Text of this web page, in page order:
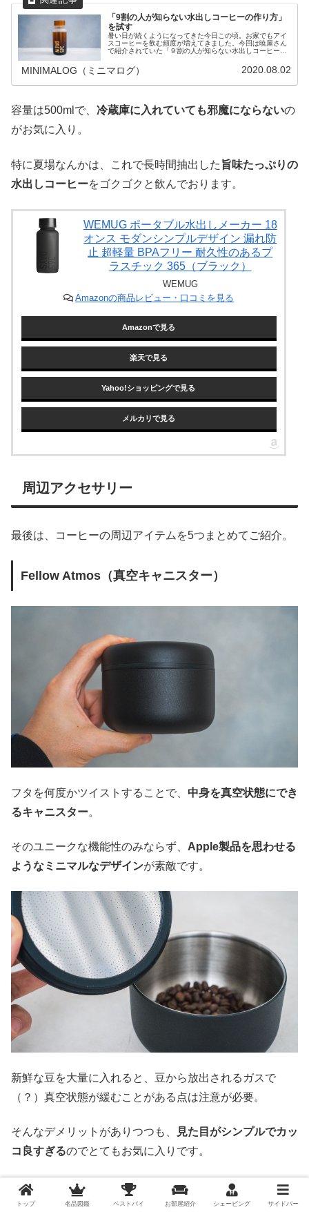
「9割の人が知らない水出しコーヒーの作り方」
を試す
暑い日が続くようになってきた今日この頃。お家でもアイ
スコーヒーを飲む頻度が増えてきました。今回は暁屋さん
で紹介されていた「９割の人が知らない水出しコーヒー」
ーを作ってみました。
MINIMALOG（ミニマログ） 2020.08.02
容量は500mlで、 冷蔵庫に入れていても邪魔にならないの
がお気に入り。
特に夏場なんかは、これで長時間抽出した 旨味たっぷりの
水出しコーヒーをゴクゴクと飲んでおります。
WEMUG ポータブル水出しメーカー 18
オンス モダンシンプルデザイン 漏れ防
止 超軽量 BPAフリー 耐久性のあるプ
ラスチック 365（ブラック）
WEMUG
Amazonの商品レビュー・口コミを見る
Amazonで見る
楽天で見る
Yahoo!ショッピングで見る
メルカリで見る
周辺アクセサリー
最後は、コーヒーの周辺アイテムを5つまとめてご紹介。
Fellow Atmos（真空キャニスター）
フタを何度かツイストすることで、 中身を真空状態にでき
るキャニスター。
そのユニークな機能性のみならず、 Apple製品を思わせる
ようなミニマルなデザインが素敵です。
新鮮な豆を大量に入れると、豆から放出されるガスで
（？）真空状態が緩むことがある点は注意が必要。
そんなデメリットがありつつも、
見た目がシンプルでカッ
コ良すぎるのでとてもお気に入りです。
Sサイズを購入しましたが、僕がよく買う200gのコーヒー
豆がギリギリ入らないので、もう1サイズ上のタイプを買
トップ 名品図鑑 ベストバイ お部屋紹介 シェービング サイドバー